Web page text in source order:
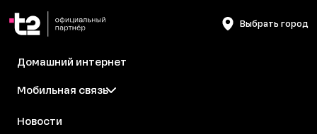
Выбрать город
Домашний интернет
Мобильная связь
Новости